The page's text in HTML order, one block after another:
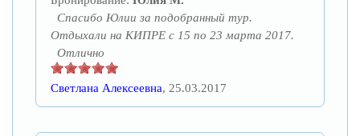
Спасибо Юлии за подобранный тур.
Отдыхали на КИПРЕ с 15 по 23 марта 2017.
Отлично
Светлана Алексеевна, 25.03.2017